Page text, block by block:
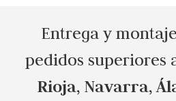
Entrega y
pedidos superiores
Rioja, Navarra,